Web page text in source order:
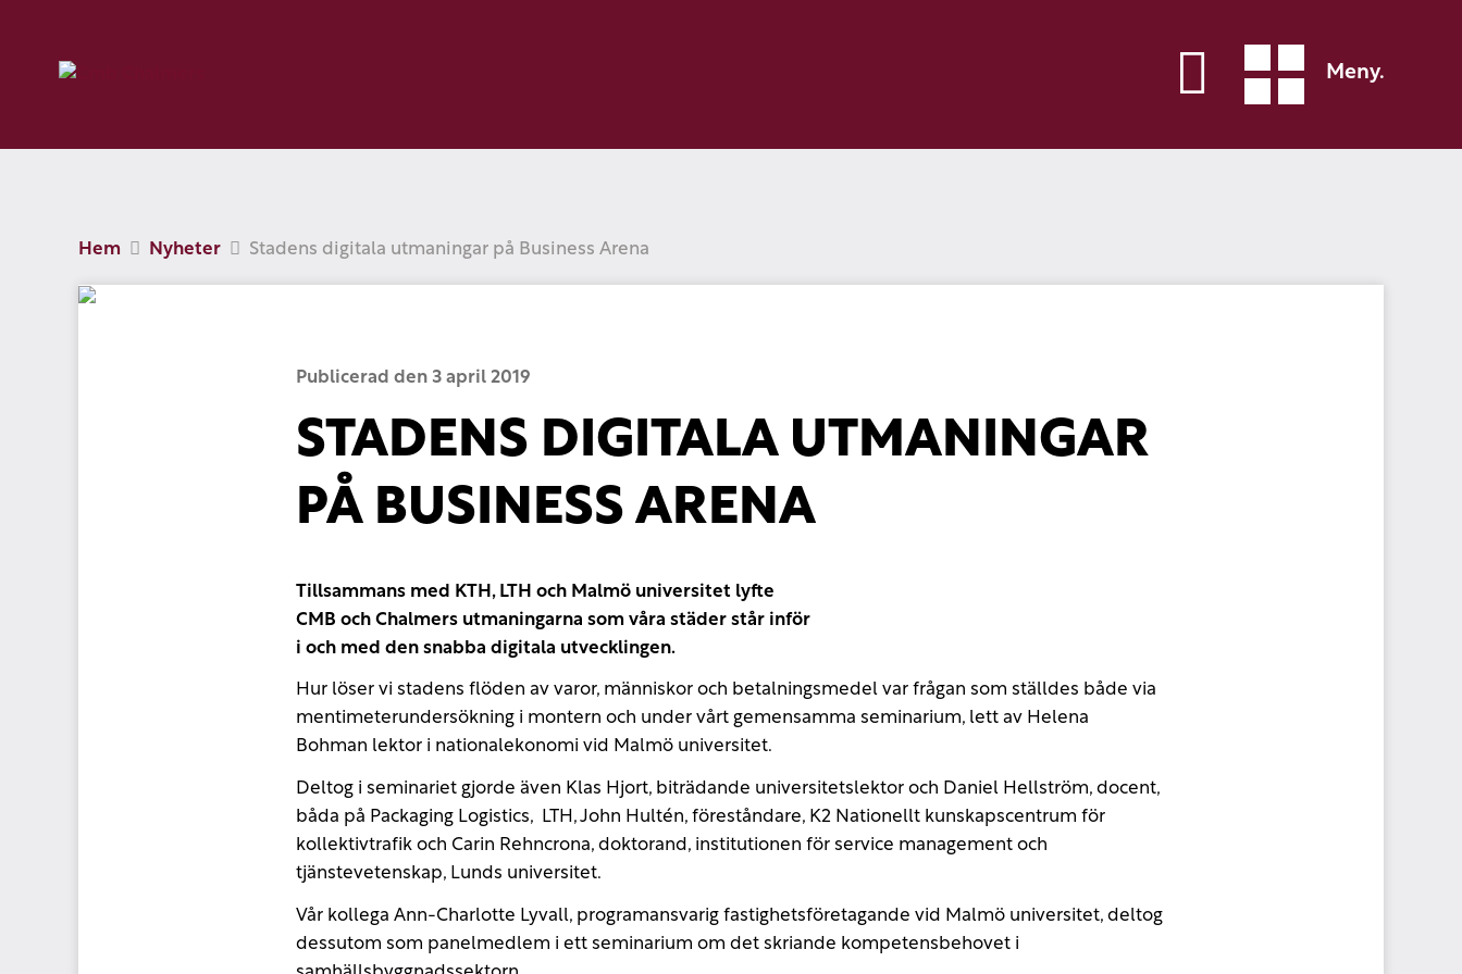
Meny.
Hem Nyheter Stadens digitala utmaningar på Business Arena
Publicerad den 3 april 2019
STADENS DIGITALA UTMANINGAR
PÅ BUSINESS ARENA
Tillsammans med KTH, LTH och Malmö universitet lyfte
CMB och Chalmers utmaningarna som våra städer står inför
i och med den snabba digitala utvecklingen.
Hur löser vi stadens flöden av varor, människor och betalningsmedel var frågan som ställdes både via
mentimeterundersökning i montern och under vårt gemensamma seminarium, lett av Helena
Bohman lektor i nationalekonomi vid Malmö universitet.
Deltog i seminariet gjorde även Klas Hjort, biträdande universitetslektor och Daniel Hellström, docent,
båda på Packaging Logistics, LTH, John Hultén, föreståndare, K2 Nationellt kunskapscentrum för
kollektivtrafik och Carin Rehncrona, doktorand, institutionen för service management och
tjänstevetenskap, Lunds universitet.
Vår kollega Ann-Charlotte Lyvall, programansvarig fastighetsföretagande vid Malmö universitet, deltog
dessutom som panelmedlem i ett seminarium om det skriande kompetensbehovet i